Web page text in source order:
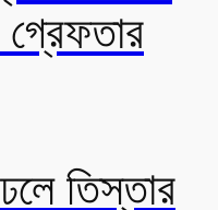
গ্রেফতার
তিস্তার